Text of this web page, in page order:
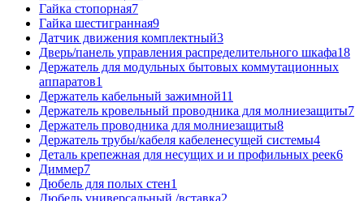
Гайка стопорная7
Гайка шестигранная9
Датчик движения комплектный3
Дверь/панель управления распределительного шкафа18
Держатель для модульных бытовых коммутационных
аппаратов1
Держатель кабельный зажимной11
Держатель кровельный проводника для молниезащиты7
Держатель проводника для молниезащиты8
Держатель трубы/кабеля кабеленесущей системы4
Деталь крепежная для несущих и и профильных реек6
Диммер7
Дюбель для полых стен1
Дюбель универсальный /вставка2